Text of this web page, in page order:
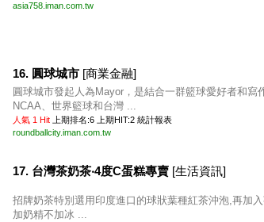
asia758.iman.com.tw
16. 圓球城市 [商業金融]
圓球城市發起人為Mayor，是結合一群籃球愛好者和寫
NCAA、世界籃球和台灣 ...
人氣 1 Hit 上期排名:6 上期HIT:2 統計報表
roundballcity.iman.com.tw
17. 台灣茶奶茶‧4度C蛋糕專賣 [生活資訊]
招牌奶茶特別選用印度進口的球狀葉種紅茶沖泡,再加
加奶精不加冰 ...